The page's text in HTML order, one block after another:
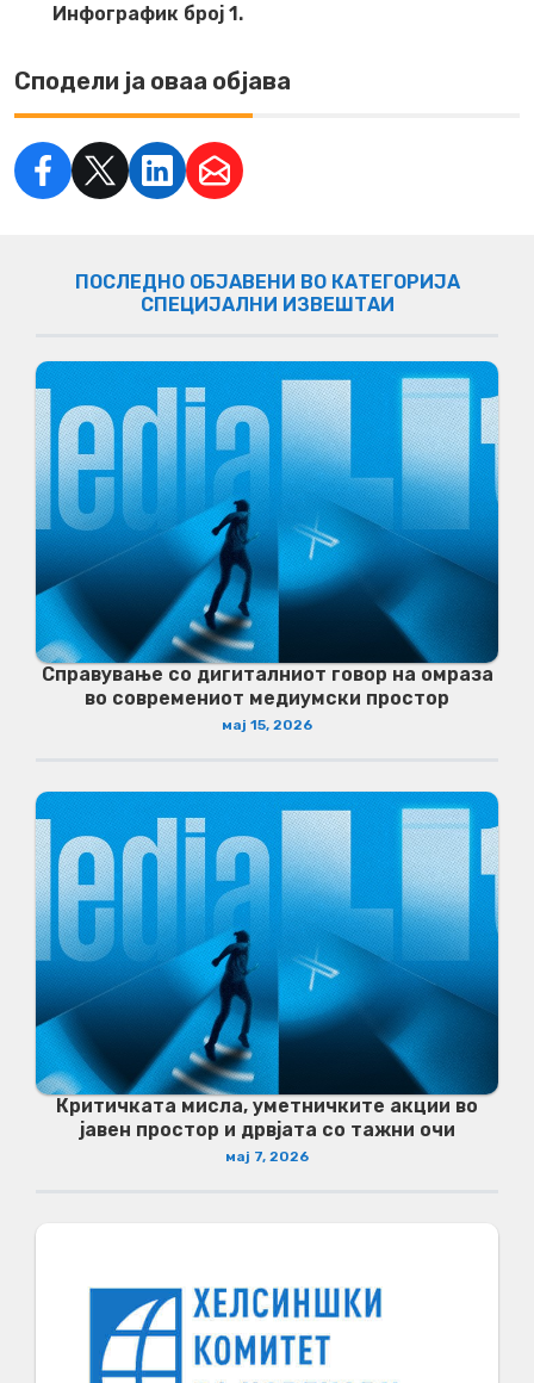
Инфографик број 1.
Сподели ја оваа објава
ПОСЛЕДНО ОБЈАВЕНИ ВО КАТЕГОРИЈА
СПЕЦИЈАЛНИ ИЗВЕШТАИ
Справување со дигиталниот говор на омраза
во современиот медиумски простор
мај 15, 2026
Критичката мисла, уметничките акции во
јавен простор и дрвјата со тажни очи
мај 7, 2026